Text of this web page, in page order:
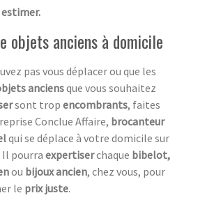
estimer.
objets anciens à domicile
pas vous déplacer ou que les
anciensque vous souhaitez
sont trop encombrants, faites
Conclue Affaire, brocanteur
qui se déplace à votre domicile sur
Il pourra expertiserchaque bibelot,
ou bijoux ancien, chez vous, pour
le prix juste.